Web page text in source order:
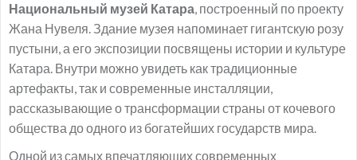
Национальный музей Катара, построенный по проекту
Жана Нувеля. Здание музея напоминает гигантскую розу
пустыни, а его экспозиции посвящены истории и культуре
Катара. Внутри можно увидеть как традиционные
артефакты, так и современные инсталляции,
рассказывающие о трансформации страны от кочевого
общества до одного из богатейших государств мира.
Одной из самых впечатляющих современных